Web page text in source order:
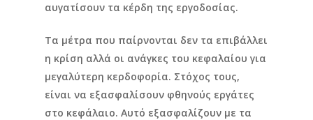
αυγατίσουν τα κέρδη της εργοδοσίας.
Τα μέτρα που παίρνονται δεν τα επιβάλλει
η κρίση αλλά οι ανάγκες του κεφαλαίου για
μεγαλύτερη κερδοφορία. Στόχος τους,
είναι να εξασφαλίσουν φθηνούς εργάτες
στο κεφάλαιο. Αυτό εξασφαλίζουν με τα